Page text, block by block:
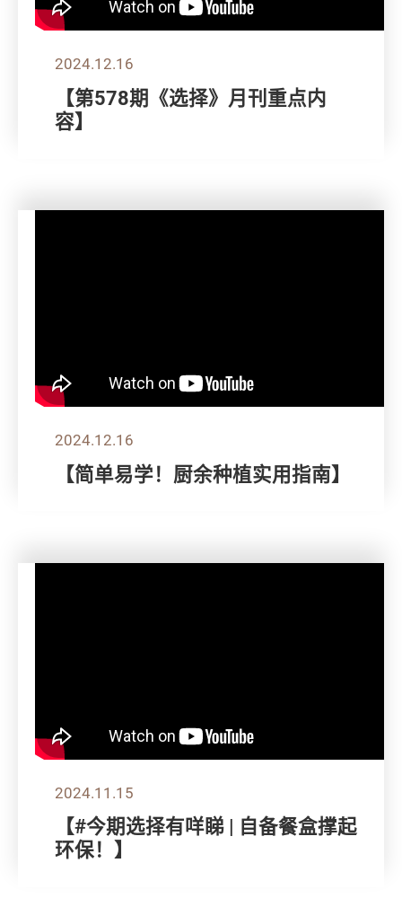
2024.12.16
【第578期《选择》月刊重点内
容】
2024.12.16
【简单易学！厨余种植实用指南】
2024.11.15
【#今期选择有咩睇 | 自备餐盒撑起
环保！】